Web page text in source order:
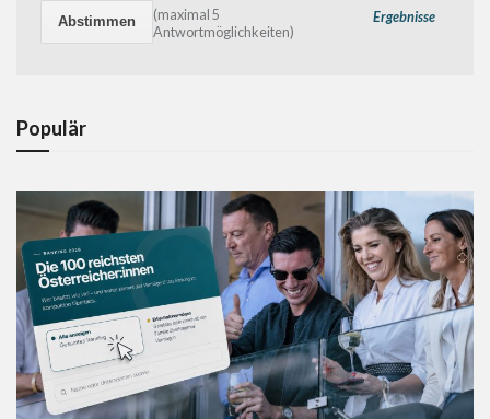
Ergebnisse
(maximal 5
Antwortmöglichkeiten)
Populär